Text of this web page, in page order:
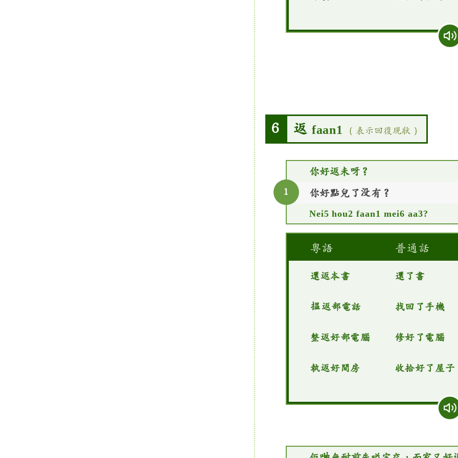
6 返 faan1 （表示回復現狀）
1
你好返未呀？
你好點兒了没有？
Nei5 hou2 faan1 mei6 aa3?
粵語 普通話
還返本書 還了書
揾返部電話 找回了手機
整返好部電腦 修好了電腦
執返好間房 收拾好了屋子